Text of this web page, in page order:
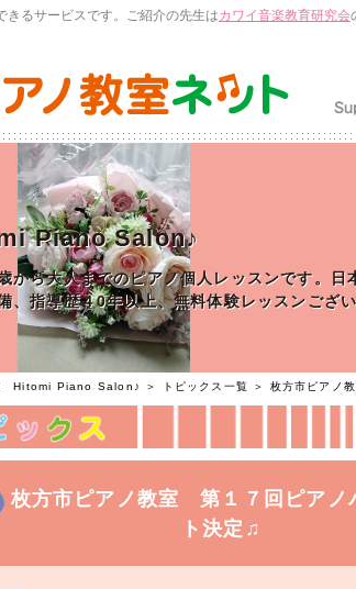
きるサービスです。ご紹介の先生はカワイ音楽教育研究会
Piano Salon♪
から大人までのピアノ個人レッスンです。日
、指導歴４0年以上、無料体験レッスンござい
Hitomi Piano Salon♪ ＞ トピックス一覧 ＞ 枚方市ピアノ
枚方市ピアノ教室 第１７回ピアノ
ト決定♫